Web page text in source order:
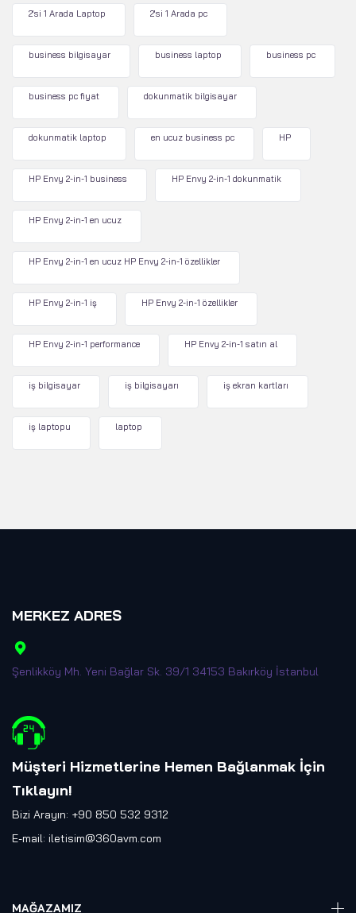
2'si 1 Arada Laptop 2'si 1 Arada pc
business bilgisayar business laptop business pc
business pc fiyat dokunmatik bilgisayar
dokunmatik laptop en ucuz business pc HP
HP Envy 2-in-1 business HP Envy 2-in-1 dokunmatik
HP Envy 2-in-1 en ucuz
HP Envy 2-in-1 en ucuz HP Envy 2-in-1 özellikler
HP Envy 2-in-1 iş HP Envy 2-in-1 özellikler
HP Envy 2-in-1 performance HP Envy 2-in-1 satın al
iş bilgisayar iş bilgisayarı iş ekran kartları
iş laptopu laptop
MERKEZ ADRES
Şenlikköy Mh. Yeni Bağlar Sk. 39/1 34153 Bakırköy İstanbul
Müşteri Hizmetlerine Hemen Bağlanmak İçin
Tıklayın!
Bizi Arayın: +90 850 532 9312
E-mail: iletisim@360avm.com
MAĞAZAMIZ